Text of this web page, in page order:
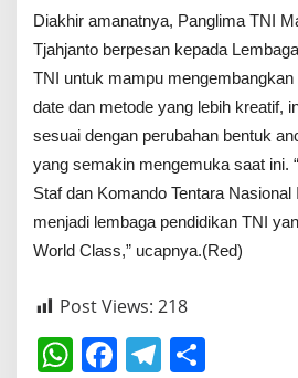
Diakhir amanatnya, Panglima TNI
Tjahjanto berpesan kepada
TNI untuk mampu
date dan metode yang lebih kreatif,
sesuai dengan perubahan bentuk
yang semakin mengemuka saat ini.
Staf dan Komando Tentara Nasional
menjadi lembaga pendidikan TNI
World Class,” ucapnya.(Red)
Post Views: 218
W F T